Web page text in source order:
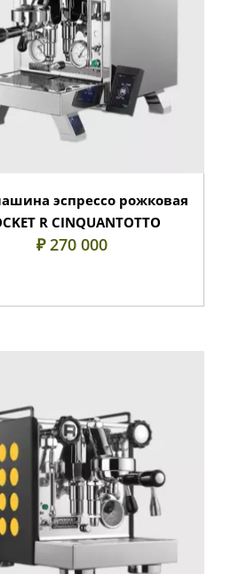
эспрессо рожковая
R CINQUANTOTTO
₽ 270 000